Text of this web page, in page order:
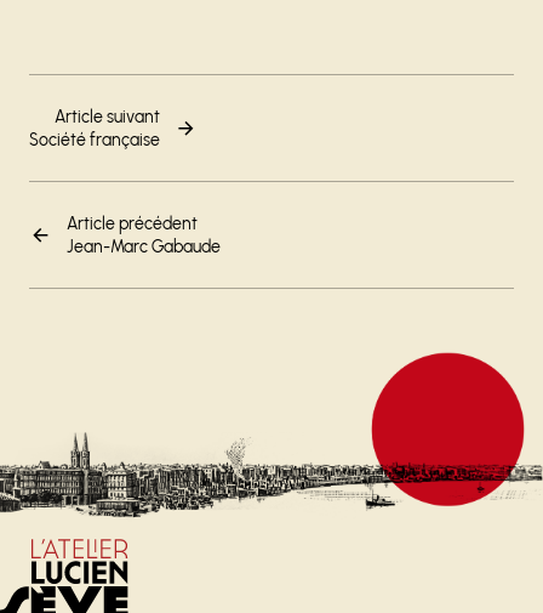
Article précédent
Jean-Marc Gabaude
Article suivant
Société française